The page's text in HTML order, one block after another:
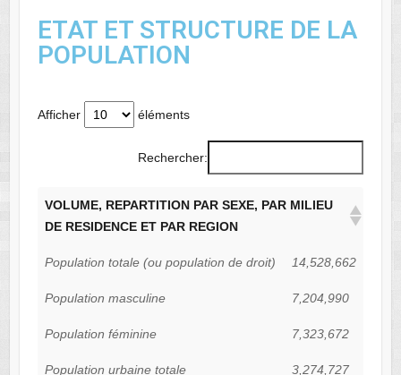
ETAT ET STRUCTURE DE LA
POPULATION
Afficher éléments
Rechercher:
VOLUME, REPARTITION PAR SEXE, PAR MILIEU
DE RESIDENCE ET PAR REGION
Population totale (ou population de droit) 14,528,662
Population masculine 7,204,990
Population féminine 7,323,672
Population urbaine totale 3,274,727